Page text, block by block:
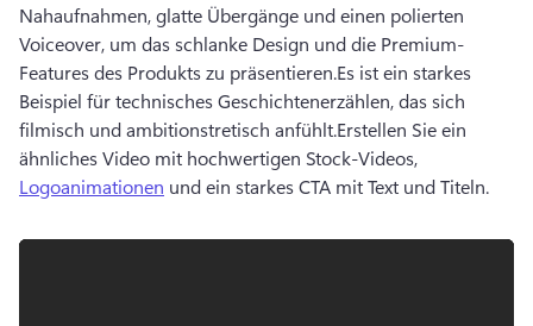
Nahaufnahmen, glatte Übergänge und einen polierten
Voiceover, um das schlanke Design und die Premium-
Features des Produkts zu präsentieren.Es ist ein starkes
Beispiel für technisches Geschichtenerzählen, das sich
filmisch und ambitionstretisch anfühlt.Erstellen Sie ein
ähnliches Video mit hochwertigen Stock-Videos,
Logoanimationen und ein starkes CTA mit Text und Titeln.